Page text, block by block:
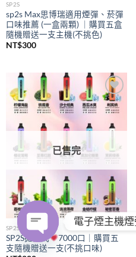
SP2S
sp2s Max思博瑞適用煙彈、菸彈
口味推薦 (一盒兩顆) ｜購買五盒
隨機贈送一支主機(不挑色)
NT$300
Add to
wishlist
已售完
SP2S
SP2S拋棄式
7000口｜購買五
支隨機贈送一支(不挑口味)
電子煙主機
OPEN